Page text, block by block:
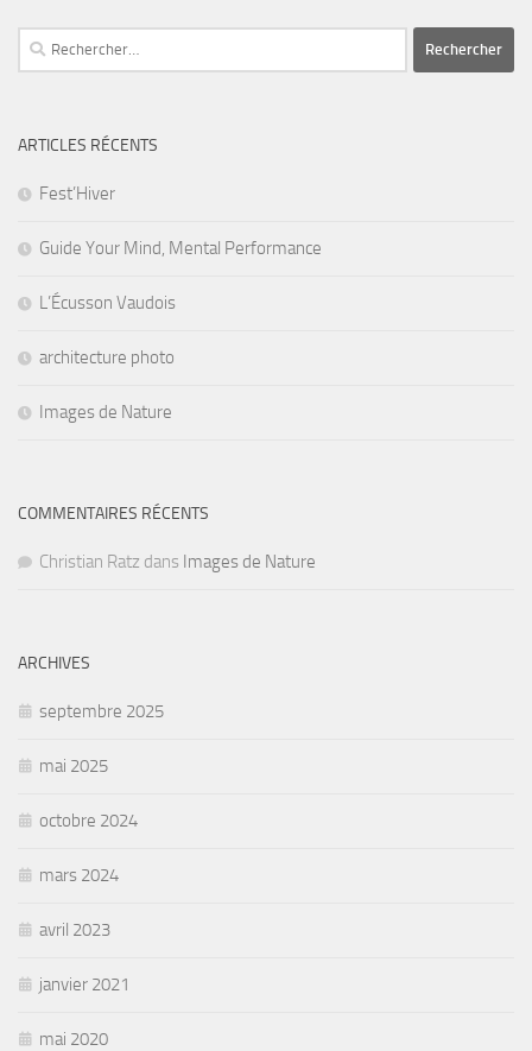
Rechercher :
ARTICLES RÉCENTS
Fest’Hiver
Guide Your Mind, Mental Performance
L’Écusson Vaudois
architecture photo
Images de Nature
COMMENTAIRES RÉCENTS
Christian Ratz dans Images de Nature
ARCHIVES
septembre 2025
mai 2025
octobre 2024
mars 2024
avril 2023
janvier 2021
mai 2020